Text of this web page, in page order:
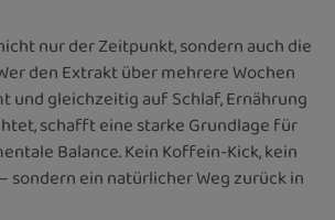
nur der Zeitpunkt, sondern auch die
den Extrakt über mehrere Wochen
und gleichzeitig auf Schlaf, Ernährung
schafft eine starke Grundlage für
Balance. Kein Koffein-Kick, kein
sondern ein natürlicher Weg zurück in